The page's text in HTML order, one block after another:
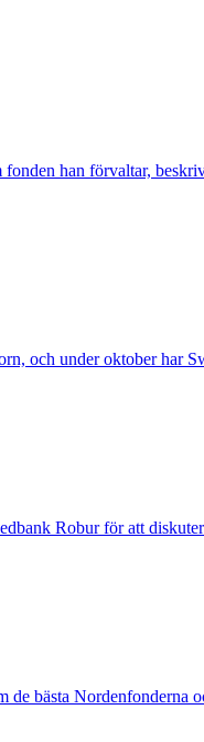
han förvaltar,
och under oktober
Robur för att
de bästa Nordenfonderna